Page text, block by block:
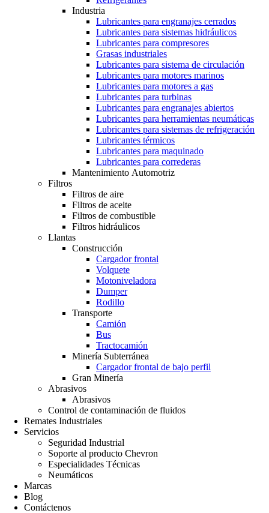
Industria
Lubricantes para engranajes cerrados
Lubricantes para sistemas hidráulicos
Lubricantes para compresores
Grasas industriales
Lubricantes para sistema de circulación
Lubricantes para motores marinos
Lubricantes para motores a gas
Lubricantes para turbinas
Lubricantes para engranajes abiertos
Lubricantes para herramientas neumáticas
Lubricantes para sistemas de refrigeración
Lubricantes térmicos
Lubricantes para maquinado
Lubricantes para correderas
Mantenimiento Automotriz
Filtros
Filtros de aire
Filtros de aceite
Filtros de combustible
Filtros hidráulicos
Llantas
Construcción
Cargador frontal
Volquete
Motoniveladora
Dumper
Rodillo
Transporte
Camión
Bus
Tractocamión
Minería Subterránea
Cargador frontal de bajo perfil
Gran Minería
Abrasivos
Abrasivos
Control de contaminación de fluidos
Remates Industriales
Servicios
Seguridad Industrial
Soporte al producto Chevron
Especialidades Técnicas
Neumáticos
Marcas
Blog
Contáctenos